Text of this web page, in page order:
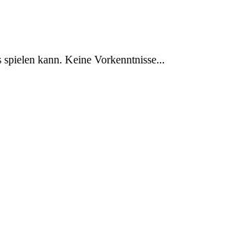
kann. Keine Vorkenntnisse...